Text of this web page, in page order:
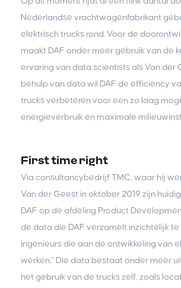
Nederlandse vrachtwagenfabrikant
elektrisch trucks rond. Voor de
maakt DAF onder meer gebruik van de
ervaring van data scientists als Van der
behulp van data wil DAF de efficiency
trucks verbeteren voor een zo laag
energieverbruik en maximale
First time right
Via consultancybedrijf TMC, waar hij
Van der Geest in oktober 2019 zijn
DAF op de afdeling Product
de data die DAF verzamelt inzichtelijk
ingenieurs die aan de ontwikkeling van
werken.” Die data bestaat onder meer
het gebruik van de trucks zelf, zoals